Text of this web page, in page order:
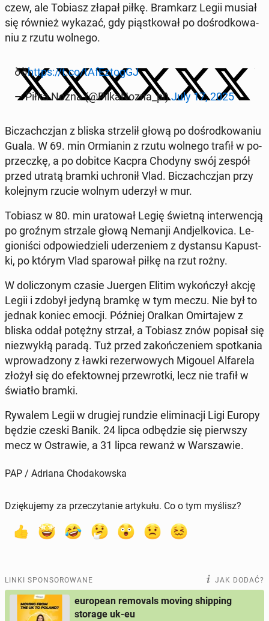
czew, ale Tobiasz złapał piłkę. Bram­karz Legii musiał
się również wykazać, gdy piąst­ko­wał po do­środ­ko­wa­
niu z rzutu wolnego.
ððhttps://t.co/tA­fEz­togGJ
— Piłka Nożna (@Pil­ka­No­zna_pl)July 17, 2025
Bi­czach­czjan z bliska strze­lił głową po do­środ­ko­wa­niu
Guala. W 69. min Or­mia­nin z rzutu wolnego trafił w po­
przecz­kę, a po dobitce Kacpra Chodyny swój zespół
przed utratą bramki uchro­nił Vlad. Bi­czach­czjan przy
ko­lej­nym rzucie wolnym uderzył w mur.
Tobiasz w 80. min ura­to­wał Legię świetną in­ter­wen­cją
po groźnym strzale głową Nemanji An­djel­ko­vi­ca. Le­
gio­ni­ści od­po­wie­dzie­li ude­rze­niem z dy­stan­su Ka­pust­
ki, po którym Vlad spa­ro­wał piłkę na rzut rożny.
W do­li­czo­nym czasie Juergen Elitim wy­koń­czył akcję
Legii i zdobył jedyną bramkę w tym meczu. Nie był to
jednak koniec emocji. Później Oralkan Omir­ta­jew z
bliska oddał potężny strzał, a Tobiasz znów popisał się
nie­zwy­kłą paradą. Tuż przed za­koń­cze­niem spo­tka­nia
wpro­wa­dzo­ny z ławki re­zer­wo­wych Migouel Al­fa­re­la
złożył się do efek­tow­nej prze­wrot­ki, lecz nie trafił w
światło bramki.
Rywalem Legii w drugiej rundzie eli­mi­na­cji Ligi Europy
będzie czeski Banik. 24 lipca od­bę­dzie się pierw­szy
mecz w Ostra­wie, a 31 lipca rewanż w War­sza­wie.
PAP / Adriana Chodakowska
Dziękujemy za przeczytanie artykułu. Co o tym myślisz?
LINKI SPONSOROWANE JAK DODAĆ?
european removals moving shipping
storage uk-eu